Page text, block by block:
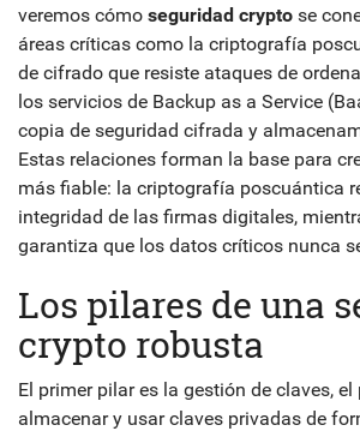
veremos cómo seguridad crypto se
áreas críticas como la criptografía
de cifrado que resiste ataques de
los servicios de Backup as a Service
copia de seguridad cifrada y
Estas relaciones forman la base para
más fiable: la criptografía poscuántica
integridad de las firmas digitales,
garantiza que los datos críticos nunca
Los pilares de una
crypto robusta
El primer pilar es la gestión de claves, el
almacenar y usar claves privadas de